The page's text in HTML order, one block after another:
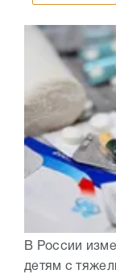
В России
детям с